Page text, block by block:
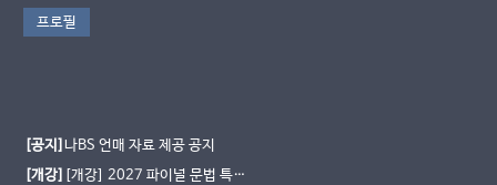
프로필
[공지]나BS 언매 자료 제공 공지
[개강] [개강] 2027 파이널 문법 특강